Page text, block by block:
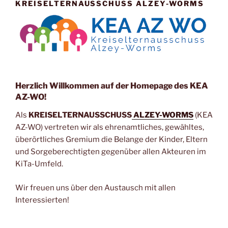
KREISELTERNAUSSCHUSS ALZEY-WORMS
Herzlich Willkommen auf der Homepage des KEA
AZ-WO!
Als KREISELTERNAUSSCHUSSALZEY-WORMS (KEA
AZ-WO) vertreten wir als ehrenamtliches, gewähltes,
überörtliches Gremium die Belange der Kinder, Eltern
und Sorgeberechtigten gegenüber allen Akteuren im
KiTa-Umfeld.
Wir freuen uns über den Austausch mit allen
Interessierten!